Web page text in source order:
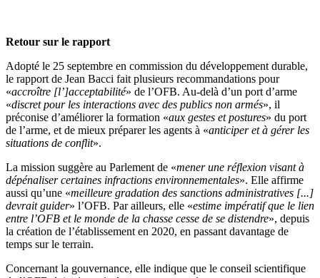
Retour sur le rapport
Adopté le 25 septembre en commission du développement durable,
le rapport de Jean Bacci fait plusieurs recommandations pour
«accroître [l’]acceptabilité» de l’OFB. Au-delà d’un port d’arme
«discret pour les interactions avec des publics non armés», il
préconise d’améliorer la formation «aux gestes et postures» du port
de l’arme, et de mieux préparer les agents à «anticiper et à gérer les
situations de conflit».
La mission suggère au Parlement de «mener une réflexion visant à
dépénaliser certaines infractions environnementales». Elle affirme
aussi qu’une «meilleure gradation des sanctions administratives [...]
devrait guider» l’OFB. Par ailleurs, elle «estime impératif que le lien
entre l’OFB et le monde de la chasse cesse de se distendre», depuis
la création de l’établissement en 2020, en passant davantage de
temps sur le terrain.
Concernant la gouvernance, elle indique que le conseil scientifique